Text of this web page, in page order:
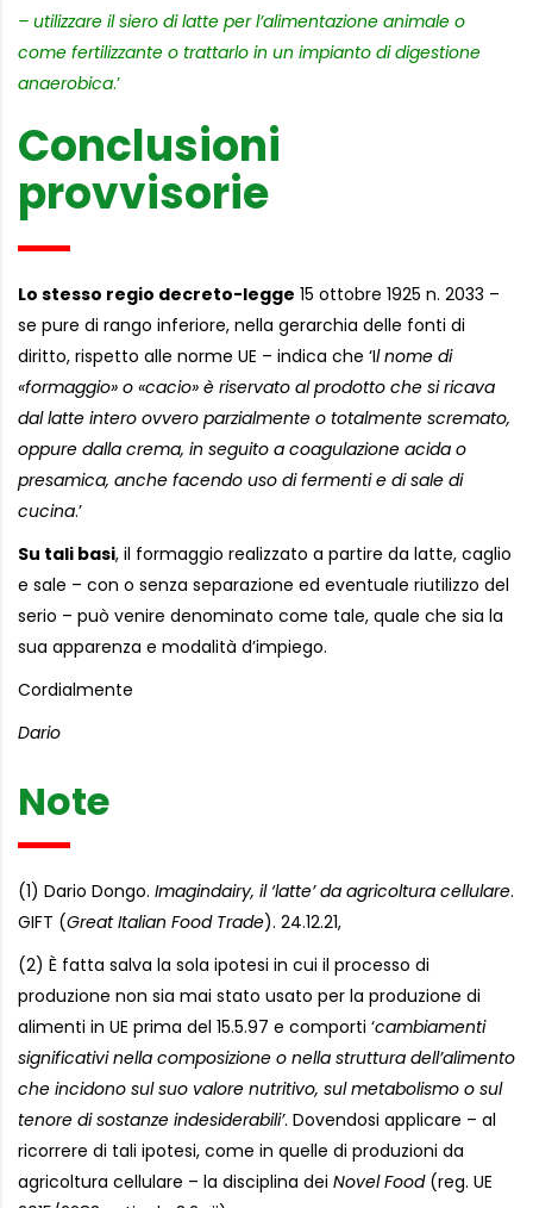
– utilizzare il siero di latte per l’alimentazione animale o
come fertilizzante o trattarlo in un impianto di digestione
anaerobica.’
Conclusioni
provvisorie
Lo stesso regio decreto-legge 15 ottobre 1925 n. 2033 –
se pure di rango inferiore, nella gerarchia delle fonti di
diritto, rispetto alle norme UE – indica che ‘Il nome di
«formaggio» o «cacio» è riservato al prodotto che si ricava
dal latte intero ovvero parzialmente o totalmente scremato,
oppure dalla crema, in seguito a coagulazione acida o
presamica, anche facendo uso di fermenti e di sale di
cucina.’
Su tali basi, il formaggio realizzato a partire da latte, caglio
e sale – con o senza separazione ed eventuale riutilizzo del
serio – può venire denominato come tale, quale che sia la
sua apparenza e modalità d’impiego.
Cordialmente
Dario
Note
(1) Dario Dongo. Imagindairy, il ‘latte’ da agricoltura cellulare.
GIFT (Great Italian Food Trade). 24.12.21,
(2) È fatta salva la sola ipotesi in cui il processo di
produzione non sia mai stato usato per la produzione di
alimenti in UE prima del 15.5.97 e comporti ‘cambiamenti
significativi nella composizione o nella struttura dell’alimento
che incidono sul suo valore nutritivo, sul metabolismo o sul
tenore di sostanze indesiderabili’. Dovendosi applicare – al
ricorrere di tali ipotesi, come in quelle di produzioni da
agricoltura cellulare – la disciplina dei Novel Food(reg. UE